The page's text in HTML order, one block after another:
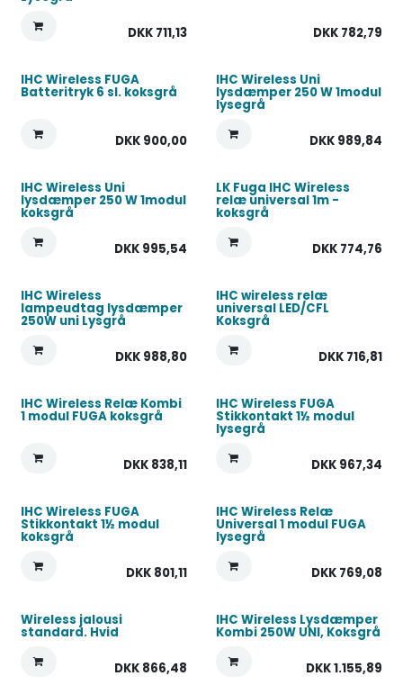
DKK 711,13 DKK 782,79
IHC Wireless FUGA
Batteritryk 6 sl. koksgrå
DKK 900,00
IHC Wireless Uni
lysdæmper 250 W 1modul
lysegrå
DKK 989,84
IHC Wireless Uni
lysdæmper 250 W 1modul
koksgrå
DKK 995,54
LK Fuga IHC Wireless
relæ universal 1m -
koksgrå
DKK 774,76
IHC Wireless
lampeudtag lysdæmper
250W uni Lysgrå
DKK 988,80
IHC wireless relæ
universal LED/CFL
Koksgrå
DKK 716,81
IHC Wireless Relæ Kombi
1 modul FUGA koksgrå
DKK 838,11
IHC Wireless FUGA
Stikkontakt 1½ modul
lysegrå
DKK 967,34
IHC Wireless FUGA
Stikkontakt 1½ modul
koksgrå
DKK 801,11
IHC Wireless Relæ
Universal 1 modul FUGA
lysegrå
DKK 769,08
Wireless jalousi
standard. Hvid
DKK 866,48
IHC Wireless Lysdæmper
Kombi 250W UNI, Koksgrå
DKK1.155,89